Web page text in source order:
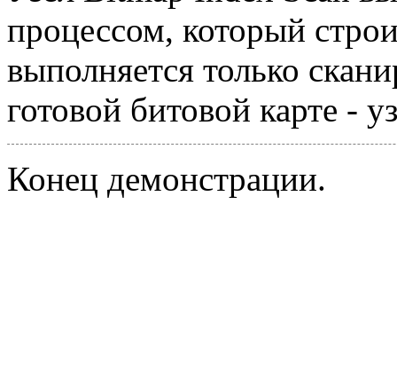
процессом, который
выполняется только
готовой битовой карте -
Конец демонстрации.